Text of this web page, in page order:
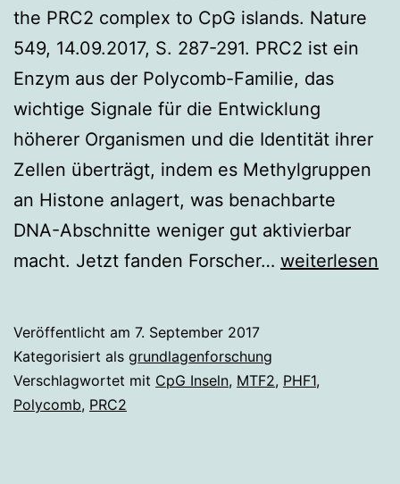
the PRC2 complex to CpG islands. Nature
549, 14.09.2017, S. 287-291. PRC2 ist ein
Enzym aus der Polycomb-Familie, das
wichtige Signale für die Entwicklung
höherer Organismen und die Identität ihrer
Zellen überträgt, indem es Methylgruppen
an Histone anlagert, was benachbarte
DNA-Abschnitte weniger gut aktivierbar
macht. Jetzt fanden Forscher… Wie
findet
weiterlesen
Veröffentlicht am 7. September 2017
Kategorisiert als grundlagenforschung
Verschlagwortet mit CpG Inseln, MTF2, PHF1,
Polycomb, PRC2